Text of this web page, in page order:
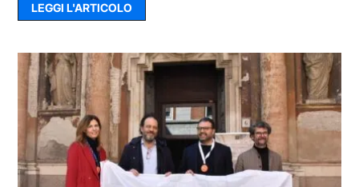
LEGGI L'ARTICOLO